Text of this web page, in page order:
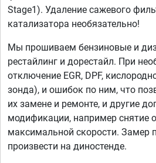
Stage1). Удаление сажевого
катализатора необязательно!
Мы прошиваем бензиновые и
рестайлинг и дорестайл. При
отключение EGR, DPF,
зонда), и ошибок по ним, что
их замене и ремонте, и другие
модификации, например снятие
максимальной скорости. Замер
произвести на диностенде.